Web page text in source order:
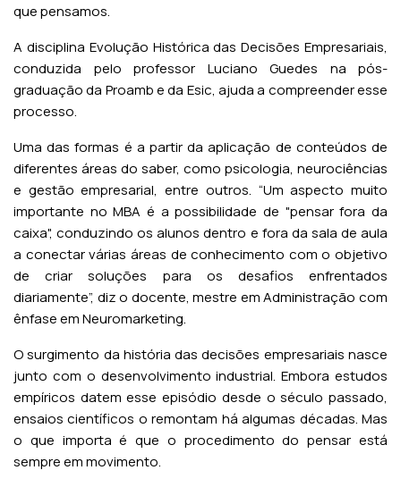
que pensamos.
A disciplina Evolução Histórica das Decisões Empresariais,
conduzida pelo professor Luciano Guedes na pós-
graduação da Proamb e da Esic, ajuda a compreender esse
processo.
Uma das formas é a partir da aplicação de conteúdos de
diferentes áreas do saber, como psicologia, neurociências
e gestão empresarial, entre outros. “Um aspecto muito
importante no MBA é a possibilidade de "pensar fora da
caixa", conduzindo os alunos dentro e fora da sala de aula
a conectar várias áreas de conhecimento com o objetivo
de criar soluções para os desafios enfrentados
diariamente”, diz o docente, mestre em Administração com
ênfase em Neuromarketing.
O surgimento da história das decisões empresariais nasce
junto com o desenvolvimento industrial. Embora estudos
empíricos datem esse episódio desde o século passado,
ensaios científicos o remontam há algumas décadas. Mas
o que importa é que o procedimento do pensar está
sempre em movimento.